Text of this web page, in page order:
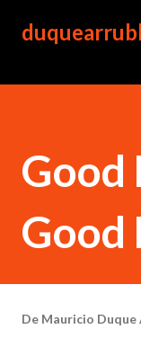
Good
Good
De Mauricio Duque